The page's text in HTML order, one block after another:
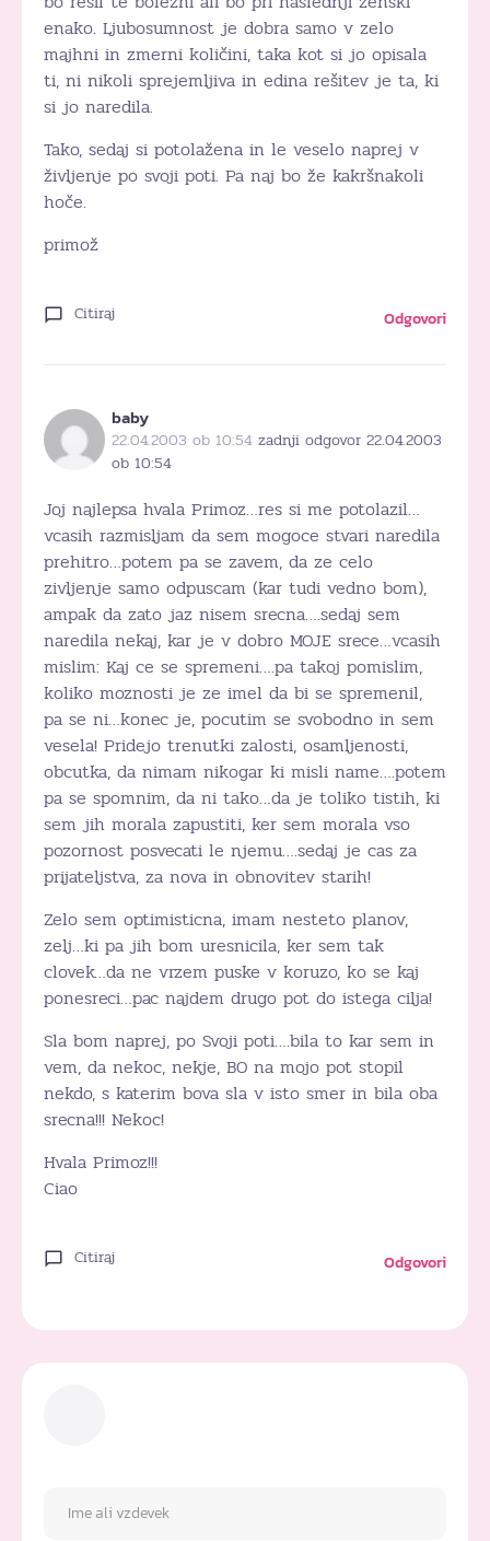
enako. Ljubosumnost je dobra samo v zelo
majhni in zmerni količini, taka kot si jo opisala
ti, ni nikoli sprejemljiva in edina rešitev je ta, ki
si jo naredila.
Tako, sedaj si potolažena in le veselo naprej v
življenje po svoji poti. Pa naj bo že kakršnakoli
hoče.
primož
Citiraj Odgovori
baby
22.04.2003 ob 10:54 zadnji odgovor 22.04.2003
ob 10:54
Joj najlepsa hvala Primoz…res si me potolazil…
vcasih razmisljam da sem mogoce stvari naredila
prehitro…potem pa se zavem, da ze celo
zivljenje samo odpuscam (kar tudi vedno bom),
ampak da zato jaz nisem srecna….sedaj sem
naredila nekaj, kar je v dobro MOJE srece…vcasih
mislim: Kaj ce se spremeni….pa takoj pomislim,
koliko moznosti je ze imel da bi se spremenil,
pa se ni…konec je, pocutim se svobodno in sem
vesela! Pridejo trenutki zalosti, osamljenosti,
obcutka, da nimam nikogar ki misli name….potem
pa se spomnim, da ni tako…da je toliko tistih, ki
sem jih morala zapustiti, ker sem morala vso
pozornost posvecati le njemu….sedaj je cas za
prijateljstva, za nova in obnovitev starih!
Zelo sem optimisticna, imam nesteto planov,
zelj…ki pa jih bom uresnicila, ker sem tak
clovek…da ne vrzem puske v koruzo, ko se kaj
ponesreci…pac najdem drugo pot do istega cilja!
Sla bom naprej, po Svoji poti….bila to kar sem in
vem, da nekoc, nekje, BO na mojo pot stopil
nekdo, s katerim bova sla v isto smer in bila oba
srecna!!! Nekoc!
Hvala Primoz!!!
Ciao
Citiraj Odgovori